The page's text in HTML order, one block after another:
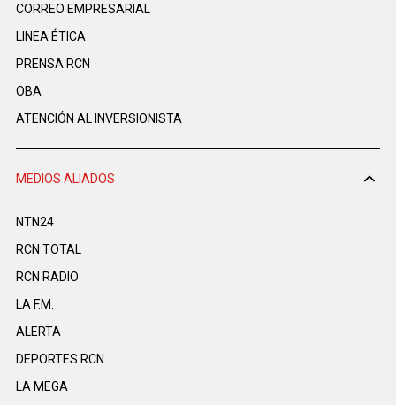
CORREO EMPRESARIAL
LINEA ÉTICA
PRENSA RCN
OBA
ATENCIÓN AL INVERSIONISTA
MEDIOS ALIADOS
NTN24
RCN TOTAL
RCN RADIO
LA F.M.
ALERTA
DEPORTES RCN
LA MEGA